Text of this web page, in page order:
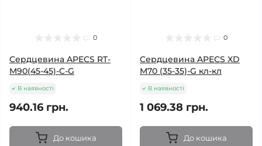
0
Cердцевина APECS RT-
M90(45-45)-C-G
В наявності
940.16 грн.
До кошика
0
Cердцевина APECS XD
М70 (35-35)-G кл-кл
В наявності
1 069.38 грн.
До кошика